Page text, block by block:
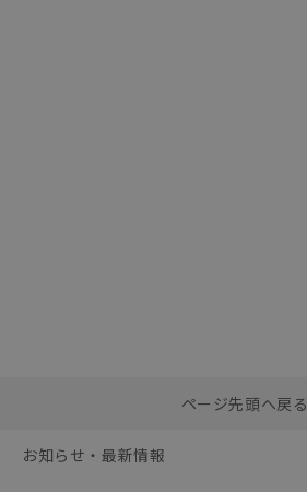
括ダウンロード
ページ先頭へ戻る
お知らせ・最新情報